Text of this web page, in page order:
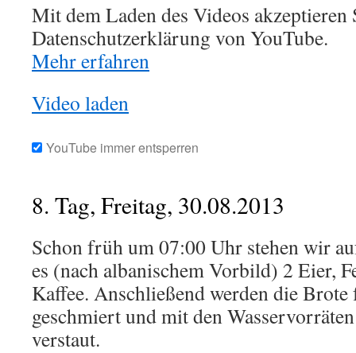
Mit dem Laden des Videos akzeptieren
Datenschutzerklärung von YouTube.
Mehr erfahren
Video laden
YouTube immer entsperren
8. Tag, Freitag, 30.08.2013
Schon früh um 07:00 Uhr stehen wir
es (nach albanischem Vorbild) 2 Eier,
Kaffee. Anschließend werden die
geschmiert und mit den
verstaut.